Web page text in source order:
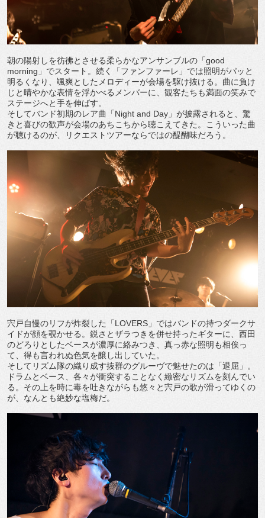
朝の陽射しを彷彿とさせる柔らかなアンサンブルの「good
morning」でスタート。続く「ファンファーレ」では照明がパッと
明るくなり、颯爽としたメロディーが会場を駆け抜ける。曲に負け
じと晴やかな表情を浮かべるメンバーに、観客たちも満面の笑みで
ステージへと手を伸ばす。
そしてバンド初期のレア曲「Night and Day」が披露されると、驚
きと喜びの歓声が会場のあちこちから聴こえてきた。こういった曲
が聴けるのが、リクエストツアーならではの醍醐味だろう。
宍戸自慢のリフが炸裂した「LOVERS」ではバンドの持つダークサ
イドが顔を覗かせる。鋭さとザラつきを併せ持ったギターに、西田
のどろりとしたベースが濃厚に絡みつき、真っ赤な照明も相俟っ
て、得も言われぬ色気を醸し出していた。
そしてリズム隊の織り成す抜群のグルーヴで魅せたのは「退屈」。
ドラムとベース、各々が衝突することなく緻密なリズムを刻んでい
る。その上を時に毒を吐きながらも悠々と宍戸の歌が滑ってゆくの
が、なんとも絶妙な塩梅だ。